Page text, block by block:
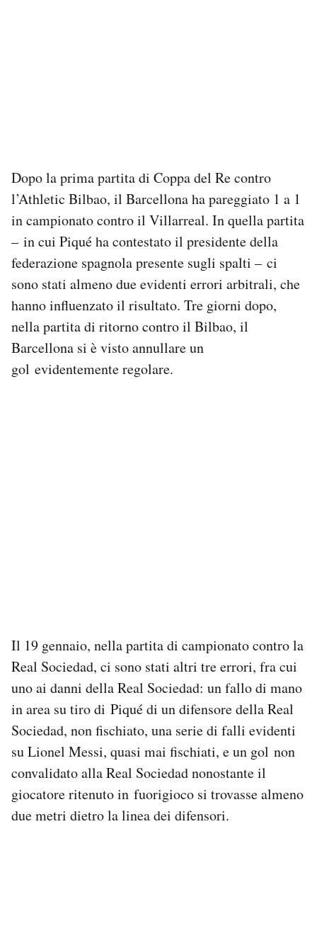
Dopo la prima partita di Coppa del Re contro
l’Athletic Bilbao, il Barcellona ha pareggiato 1 a 1
in campionato contro il Villarreal. In quella partita
– in cui Piqué ha contestato il presidente della
federazione spagnola presente sugli spalti – ci
sono stati almeno due evidenti errori arbitrali, che
hanno influenzato il risultato. Tre giorni dopo,
nella partita di ritorno contro il Bilbao, il
Barcellona si è visto annullare un
gol evidentemente regolare.
Il 19 gennaio, nella partita di campionato contro la
Real Sociedad, ci sono stati altri tre errori, fra cui
uno ai danni della Real Sociedad: un fallo di mano
in area su tiro di Piqué di un difensore della Real
Sociedad, non fischiato, una serie di falli evidenti
su Lionel Messi, quasi mai fischiati, e un gol non
convalidato alla Real Sociedad nonostante il
giocatore ritenuto in fuorigioco si trovasse almeno
due metri dietro la linea dei difensori.